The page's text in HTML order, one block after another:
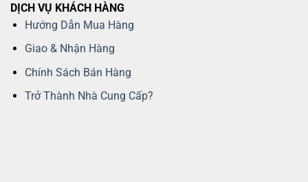
DỊCH VỤ KHÁCH HÀNG
Hướng Dẫn Mua Hàng
Giao & Nhận Hàng
Chính Sách Bán Hàng
Trở Thành Nhà Cung Cấp?